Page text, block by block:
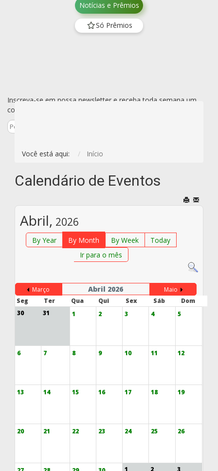
Notícias e Prêmios
Só Prêmios
Inscreva-se em nossa newsletter e receba toda semana um
conjunto de todas as novidades de uma vez só por e-mail.
Você está aqui: Início
Calendário de Eventos
Abril, 2026
By Year By Month By Week
Today
Ir para o mês
Março Abril 2026
Maio
Seg
Ter Qua Qui Sex Sáb
Dom
30
31 1 2 3 4 5
6 7 8 9 10 11 12
13 14 15 16 17 18 19
20 21 22 23 24 25 26
1 2 3